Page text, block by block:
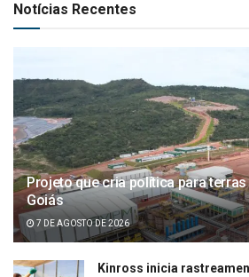
Notícias Recentes
Projeto que cria política para
Goiás
7 DE AGOSTO DE 2026
Kinross inicia